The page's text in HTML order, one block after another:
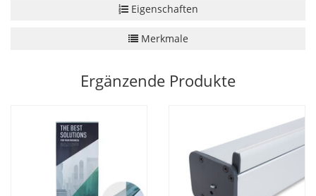
Eigenschaften
Merkmale
Ergänzende Produkte